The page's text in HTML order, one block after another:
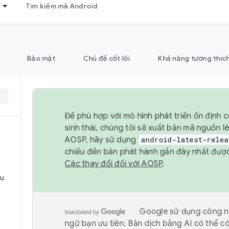
Tìm kiếm mã Android
Bảo mật Chủ đề cốt lõi Khả năng tương
Để phù hợp với mô hình phát triển ổn định
sinh thái, chúng tôi sẽ xuất bản mã nguồn
AOSP, hãy sử dụng
android-latest-
chiếu đến bản phát hành gần đây nhất
Các thay đổi đối với AOSP.
Google sử dụng công
ngữ bạn ưu tiên. Bản dịch bằng AI có thể